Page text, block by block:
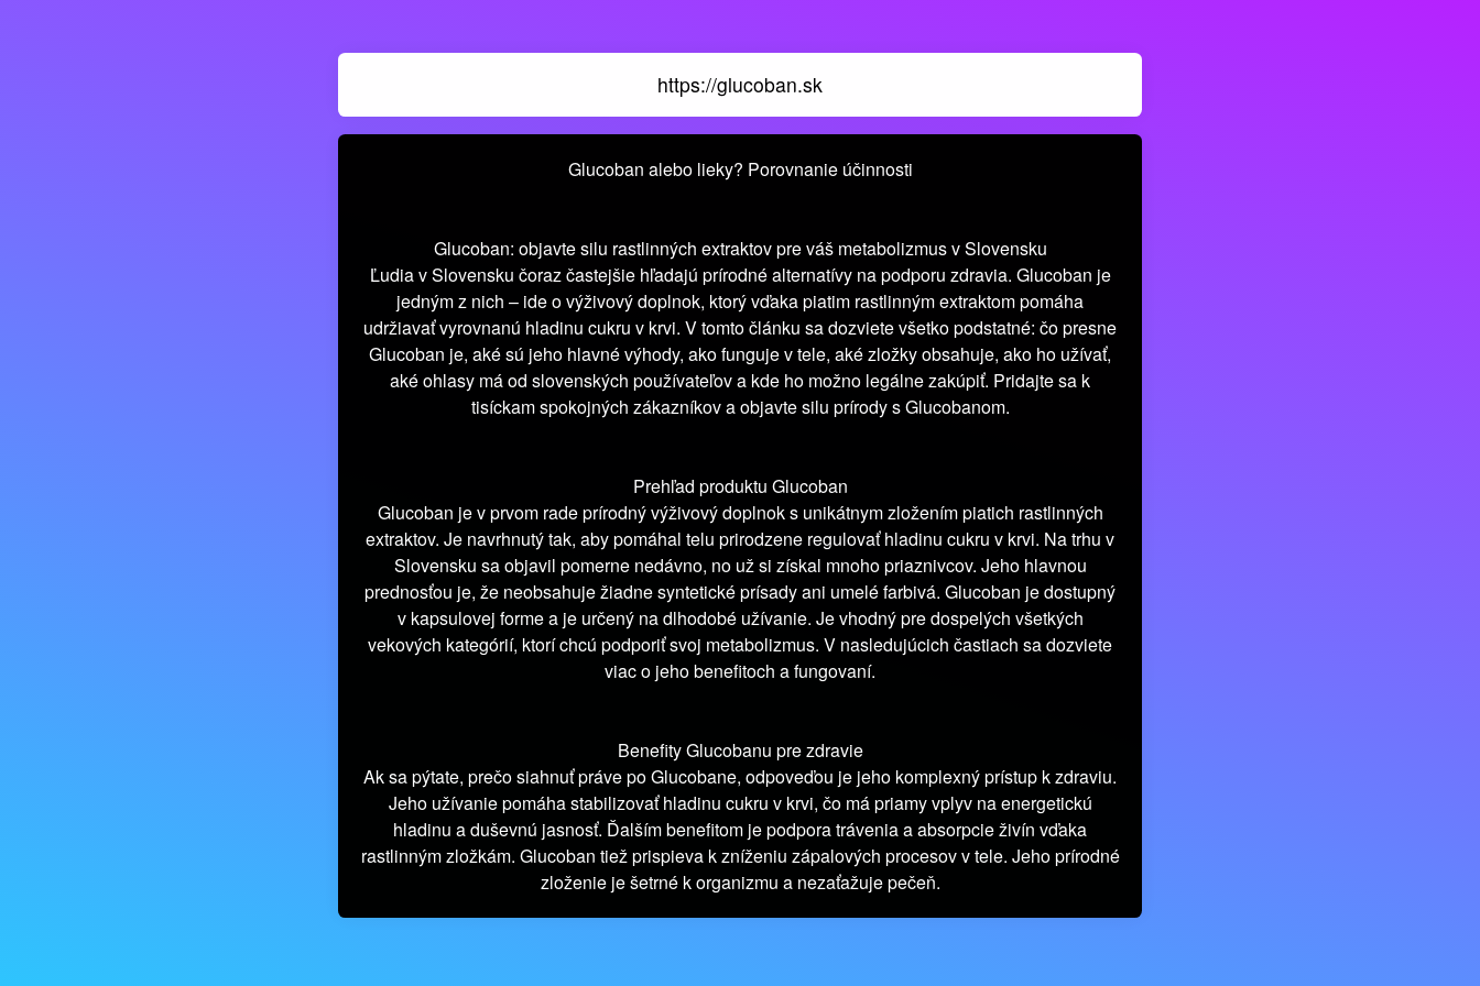
https://glucoban.sk
Glucoban alebo lieky? Porovnanie účinnosti
Glucoban: objavte silu rastlinných extraktov pre váš metabolizmus v Slovensku
Ľudia v Slovensku čoraz častejšie hľadajú prírodné alternatívy na podporu zdravia. Glucoban je
jedným z nich – ide o výživový doplnok, ktorý vďaka piatim rastlinným extraktom pomáha
udržiavať vyrovnanú hladinu cukru v krvi. V tomto článku sa dozviete všetko podstatné: čo presne
Glucoban je, aké sú jeho hlavné výhody, ako funguje v tele, aké zložky obsahuje, ako ho užívať,
aké ohlasy má od slovenských používateľov a kde ho možno legálne zakúpiť. Pridajte sa k
tisíckam spokojných zákazníkov a objavte silu prírody s Glucobanom.
Prehľad produktu Glucoban
Glucoban je v prvom rade prírodný výživový doplnok s unikátnym zložením piatich rastlinných
extraktov. Je navrhnutý tak, aby pomáhal telu prirodzene regulovať hladinu cukru v krvi. Na trhu v
Slovensku sa objavil pomerne nedávno, no už si získal mnoho priaznivcov. Jeho hlavnou
prednosťou je, že neobsahuje žiadne syntetické prísady ani umelé farbivá. Glucoban je dostupný
v kapsulovej forme a je určený na dlhodobé užívanie. Je vhodný pre dospelých všetkých
vekových kategórií, ktorí chcú podporiť svoj metabolizmus. V nasledujúcich častiach sa dozviete
viac o jeho benefitoch a fungovaní.
Benefity Glucobanu pre zdravie
Ak sa pýtate, prečo siahnuť práve po Glucobane, odpoveďou je jeho komplexný prístup k zdraviu.
Jeho užívanie pomáha stabilizovať hladinu cukru v krvi, čo má priamy vplyv na energetickú
hladinu a duševnú jasnosť. Ďalším benefitom je podpora trávenia a absorpcie živín vďaka
rastlinným zložkám. Glucoban tiež prispieva k zníženiu zápalových procesov v tele. Jeho prírodné
zloženie je šetrné k organizmu a nezaťažuje pečeň.